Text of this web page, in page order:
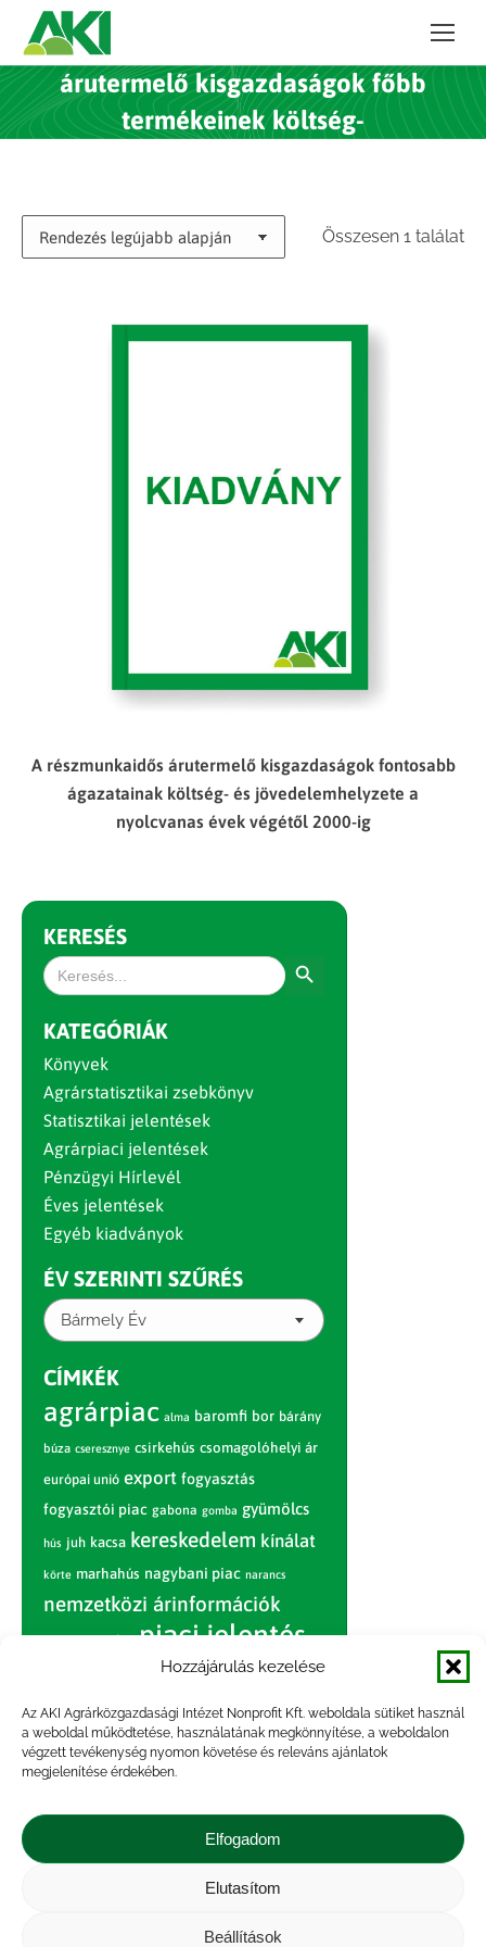
Hozzájárulás kezelése
Az AKI Agrárközgazdasági Intézet Nonprofit Kft. weboldala sütiket használ
a weboldal működtetése, használatának megkönnyítése, a weboldalon
végzett tevékenység nyomon követése és releváns ajánlatok
megjelenítése érdekében.
Elfogadom
Elutasítom
Beállítások
árutermelő kisgazdaságok főbb
termékeinek költség-
Összesen 1 találat
A részmunkaidős árutermelő kisgazdaságok fontosabb
ágazatainak költség- és jövedelemhelyzete a
nyolcvanas évek végétől 2000-ig
KERESÉS
Search
for:
KATEGÓRIÁK
Könyvek
Agrárstatisztikai zsebkönyv
Statisztikai jelentések
Agrárpiaci jelentések
Pénzügyi Hírlevél
Éves jelentések
Egyéb kiadványok
ÉV SZERINTI SZŰRÉS
Bármely Év
CÍMKÉK
agrárpiac alma baromfi bor bárány
búza cseresznye csirkehús csomagolóhelyi ár
európai unió export fogyasztás
fogyasztói piac gabona gomba gyümölcs
hús juh kacsa kereskedelem kínálat
körte marhahús nagybani piac narancs
nemzetközi árinformációk
piac piaci jelentés
sertés sertéshús
szarvasmarha termelés termelői
ár tojás világpiac
vágóbárány
vágómarha vágósertés
Kapcsolat |